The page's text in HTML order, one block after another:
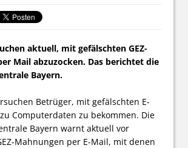
aktuell, mit gefälschten GEZ-
Mail abzuzocken. Das berichtet die
Bayern.
Betrüger, mit gefälschten E-
Computer­daten zu bekommen. Die
Bayern warnt aktuell vor
Mahnungen per E-Mail, mit denen